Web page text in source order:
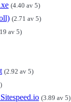
(4.40 av 5)
(2.71 av 5)
av 5)
(2.92 av 5)
(3.89 av 5)